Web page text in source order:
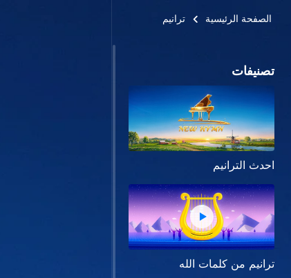
الصفحة الرئيسية ترانيم
تصنيفات
احدث الترانيم
ترانيم من كلمات الله